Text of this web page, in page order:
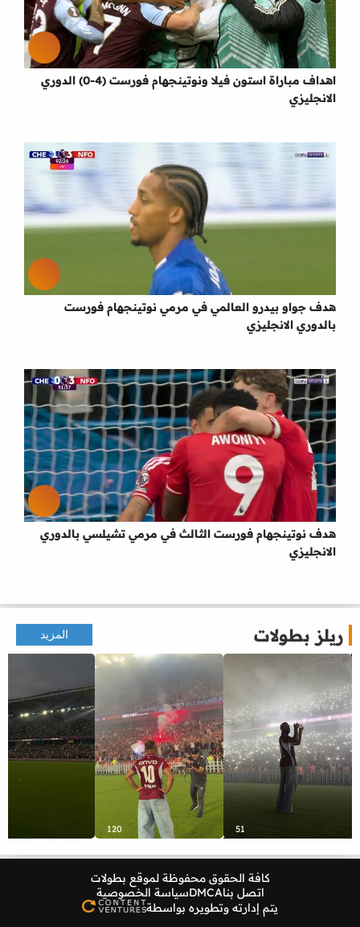
اهداف مباراة استون فيلا ونوتينجهام فورست (4-0) الدوري
الانجليزي
هدف جواو بيدرو العالمي في مرمي نوتينجهام فورست
بالدوري الانجليزي
هدف نوتينجهام فورست الثالث في مرمي تشيلسي بالدوري
الانجليزي
ريلز بطولات المزيد
51
120
كافة الحقوق محفوظة لموقع بطولات
اتصل بناDMCAسياسة الخصوصية
يتم إدارته وتطويره بواسطة